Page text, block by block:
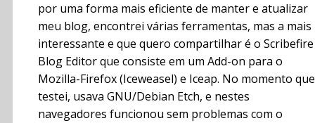
por uma forma mais eficiente de manter e atualizar
meu blog, encontrei várias ferramentas, mas a mais
interessante e que quero compartilhar é o Scribefire
Blog Editor que consiste em um Add-on para o
Mozilla-Firefox (Iceweasel) e Iceap. No momento que
testei, usava GNU/Debian Etch, e nestes
navegadores funcionou sem problemas com o